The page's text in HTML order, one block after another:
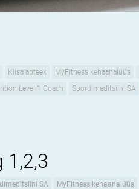
Kiisa apteek MyFitness kehaanalüüs
Level 1 Coach Spordimeditsiini SA
1,2,3
SA MyFitness kehaanalüüs